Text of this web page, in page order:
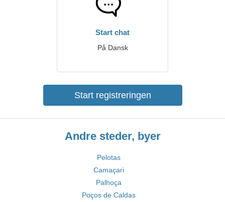
Start chat
På Dansk
Start registreringen
Andre steder, byer
Pelotas
Camaçari
Palhoça
Poços de Caldas